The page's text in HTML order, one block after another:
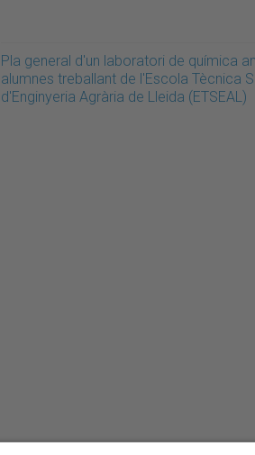
Pla general d'un laboratori de química
alumnes treballant de l'Escola Tècnica
d'Enginyeria Agrària de Lleida (ETSEAL)